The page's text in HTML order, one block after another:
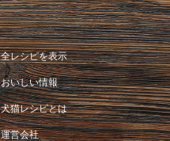
全レシピを表示
おいしい情報
犬猫レシピとは
運営会社